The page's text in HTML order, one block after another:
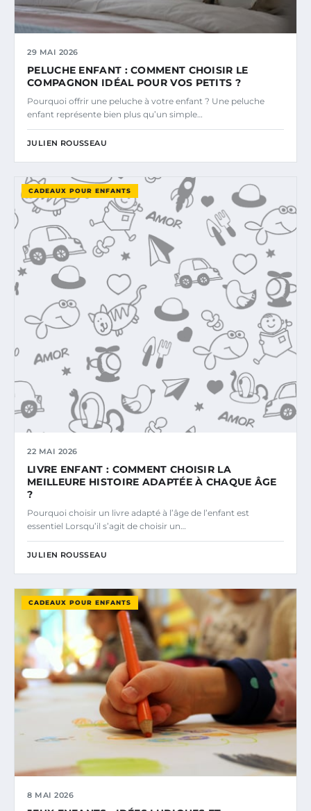
29 MAI 2026
PELUCHE ENFANT : COMMENT CHOISIR LE
COMPAGNON IDÉAL POUR VOS PETITS ?
Pourquoi offrir une peluche à votre enfant ? Une peluche
enfant représente bien plus qu’un simple…
JULIEN ROUSSEAU
CADEAUX POUR ENFANTS
22 MAI 2026
LIVRE ENFANT : COMMENT CHOISIR LA
MEILLEURE HISTOIRE ADAPTÉE À CHAQUE ÂGE
?
Pourquoi choisir un livre adapté à l’âge de l’enfant est
essentiel Lorsqu’il s’agit de choisir un…
JULIEN ROUSSEAU
CADEAUX POUR ENFANTS
8 MAI 2026